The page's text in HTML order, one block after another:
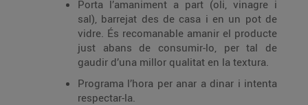
Porta l’amaniment a part (oli, vinagre i
sal), barrejat des de casa i en un pot de
vidre. És recomanable amanir el producte
just abans de consumir-lo, per tal de
gaudir d’una millor qualitat en la textura.
Programa l’hora per anar a dinar i intenta
respectar-la.